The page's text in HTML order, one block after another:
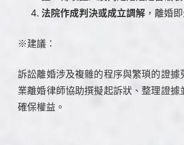
法院作成判決或成立調解 ，離婚
※建議：
訴訟離婚涉及複雜的程序與繁瑣的證據
業離婚律師協助撰擬起訴狀、整理證據
確保權益。